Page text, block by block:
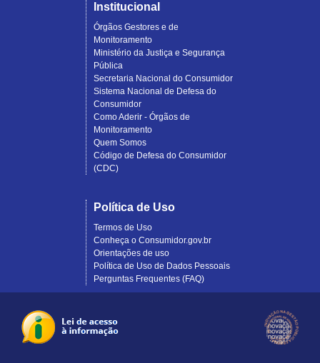
Institucional
Órgãos Gestores e de
Monitoramento
Ministério da Justiça e Segurança
Pública
Secretaria Nacional do Consumidor
Sistema Nacional de Defesa do
Consumidor
Como Aderir - Órgãos de
Monitoramento
Quem Somos
Código de Defesa do Consumidor
(CDC)
Política de Uso
Termos de Uso
Conheça o Consumidor.gov.br
Orientações de uso
Política de Uso de Dados Pessoais
Perguntas Frequentes (FAQ)